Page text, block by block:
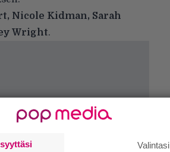
Nicole Kidman, Sarah
Wright.
Valintasi